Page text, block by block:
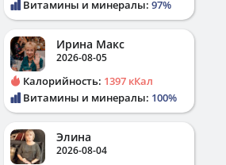
Витамины и минералы: 97%
Ирина Макс
2026-08-05
Калорийность: 1397 кКал
Витамины и минералы: 100%
Элина
2026-08-04